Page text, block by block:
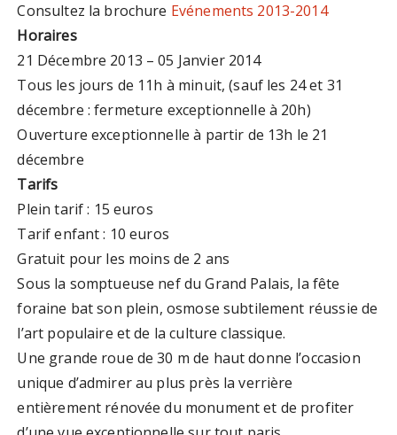
Consultez la brochure Evénements 2013-2014
Horaires
21 Décembre 2013 – 05 Janvier 2014
Tous les jours de 11h à minuit, (sauf les 24 et 31
décembre : fermeture exceptionnelle à 20h)
Ouverture exceptionnelle à partir de 13h le 21
décembre
Tarifs
Plein tarif : 15 euros
Tarif enfant : 10 euros
Gratuit pour les moins de 2 ans
Sous la somptueuse nef du Grand Palais, la fête
foraine bat son plein, osmose subtilement réussie de
l’art populaire et de la culture classique.
Une grande roue de 30 m de haut donne l’occasion
unique d’admirer au plus près la verrière
entièrement rénovée du monument et de profiter